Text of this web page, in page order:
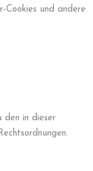
Cookies und andere
den in dieser